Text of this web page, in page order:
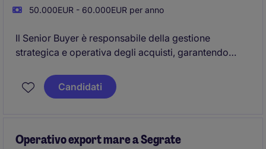
50.000EUR - 60.000EUR per anno
Il Senior Buyer è responsabile della gestione
strategica e operativa degli acquisti, garantendo
e forniture necessari al corretto svolgimento delle
attività aziendali. Il ruolo contribuisce
procurement, assicurando elevati standard di qualità,
Candidati
Operativo export mare a Segrate